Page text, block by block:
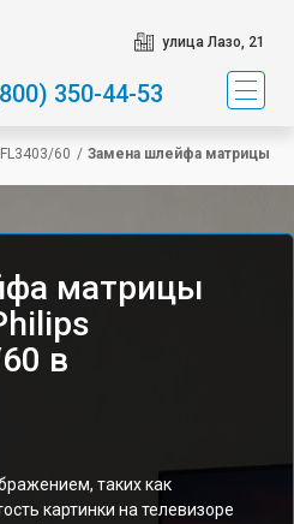
улица Лазо, 21
350-44-53
60 / Замена шлейфа матрицы
матрицы
в
таких как
картинки на телевизоре